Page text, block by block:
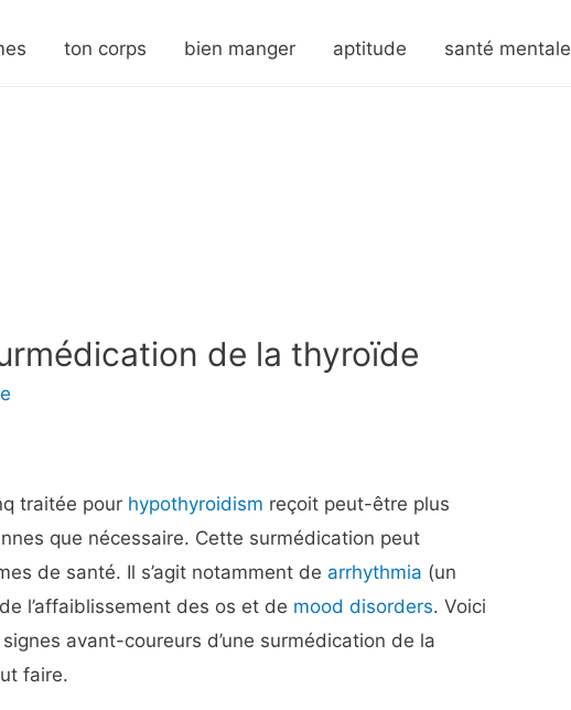
ton corps bien manger aptitude santé mentale
de la thyroïde
traitée pour hypothyroidism reçoit peut-être plus
que nécessaire. Cette surmédication peut
de santé. Il s’agit notamment de arrhythmia (un
l’affaiblissement des os et de mood disorders. Voici
avant-coureurs d’une surmédication de la
faire.